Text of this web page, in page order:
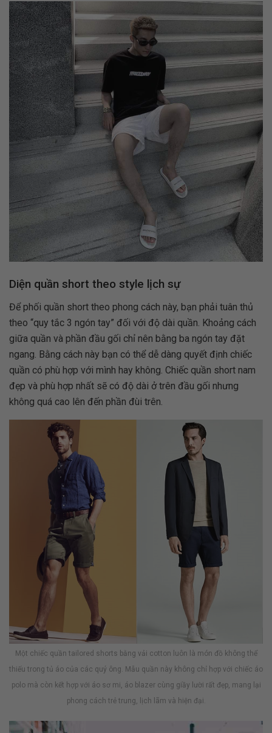
Diện quần short theo style lịch sự
Để phối quần short theo phong cách này, bạn phải tuân thủ
theo “quy tắc 3 ngón tay” đối với độ dài quần. Khoảng cách
giữa quần và phần đầu gối chỉ nên bằng ba ngón tay đặt
ngang. Bằng cách này bạn có thể dễ dàng quyết định chiếc
quần có phù hợp với mình hay không. Chiếc quần short nam
đẹp và phù hợp nhất sẽ có độ dài ở trên đầu gối nhưng
không quá cao lên đến phần đùi trên.
Một chiếc quần tailored shorts bằng vải cotton luôn là món đồ không thể
thiếu trong tủ áo của các quý ông. Mẫu quần này không chỉ hợp với chiếc áo
polo mà còn kết hợp với áo sơ mi, áo blazer cùng giầy lười rất đẹp, mang lại
phong cách trẻ trung, lịch lãm và hiện đại.